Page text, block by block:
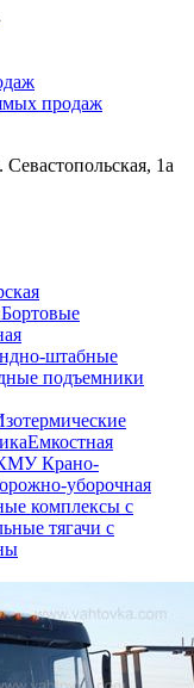
продаж
1а
Бортовые
штабные
подъемники
Емкостная
Крано-
уборочная
комплексы с
тягачи с